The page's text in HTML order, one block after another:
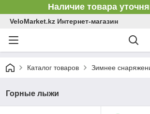
Наличие товара
VeloMarket.kz Интернет-магазин
Каталог товаров Зимнее
Горные лыжи